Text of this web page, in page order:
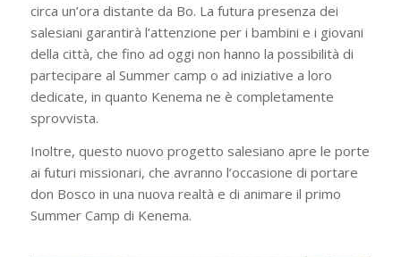
circa un’ora distante da Bo. La futura presenza dei
salesiani garantirà l’attenzione per i bambini e i giovani
della città, che fino ad oggi non hanno la possibilità di
partecipare al Summer camp o ad iniziative a loro
dedicate, in quanto Kenema ne è completamente
sprovvista.
Inoltre, questo nuovo progetto salesiano apre le porte
ai futuri missionari, che avranno l’occasione di portare
don Bosco in una nuova realtà e di animare il primo
Summer Camp di Kenema.